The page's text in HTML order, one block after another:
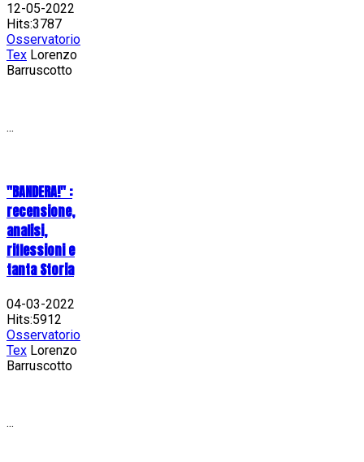
12-05-2022
Hits:3787
Osservatorio
Tex Lorenzo
Barruscotto
...
"BANDERA!" :
recensione,
analisi,
riflessioni e
tanta Storia
04-03-2022
Hits:5912
Osservatorio
Tex Lorenzo
Barruscotto
...